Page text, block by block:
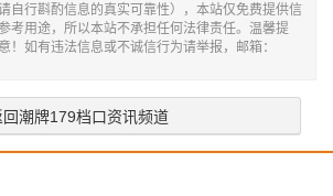
自行斟酌信息的真实可靠性），本站仅免费提供信
考用途，所以本站不承担任何法律责任。温馨提
！如有违法信息或不诚信行为请举报，邮箱：
回潮牌179档口资讯频道